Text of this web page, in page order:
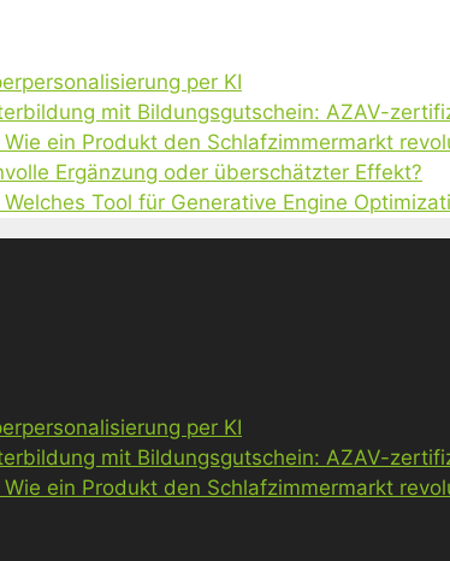
per KI
mit Bildungsgutschein: AZAV-
ein Produkt den Schlafzimmermarkt
Ergänzung oder überschätzter Effekt?
Tool für Generative Engine
per KI
mit Bildungsgutschein: AZAV-
ein Produkt den Schlafzimmermarkt